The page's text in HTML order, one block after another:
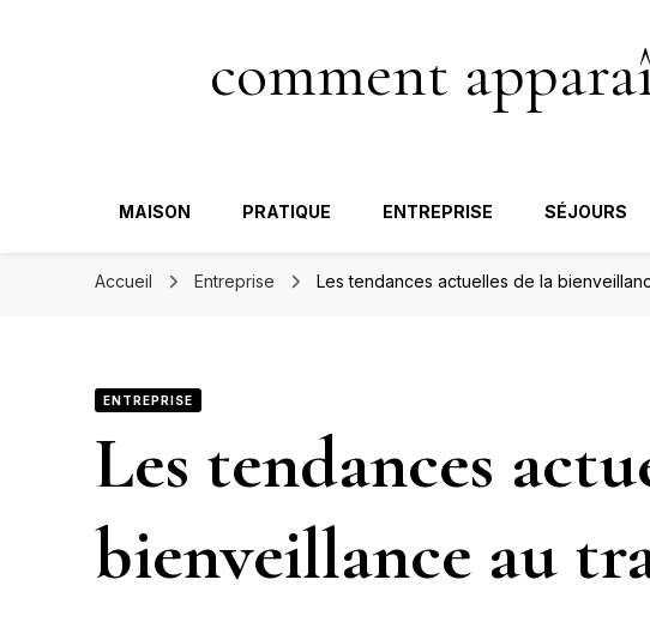
comment
MAISON PRATIQUE ENTREPRISE SÉJOURS
Accueil Entreprise Les tendances actuelles de la
ENTREPRISE
Les tendances
bienveillance au